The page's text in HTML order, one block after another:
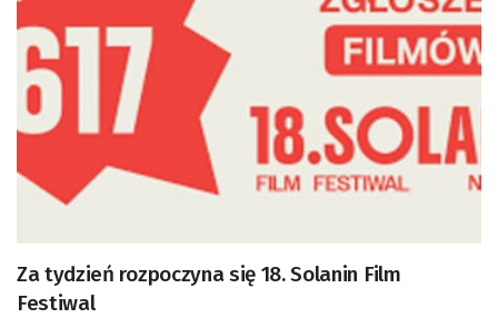
Za tydzień rozpoczyna się 18. Solanin Film
Festiwal